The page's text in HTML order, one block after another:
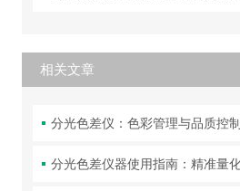
相关文章
分光色差仪：色彩管理与品质控
分光色差仪器使用指南：精准量